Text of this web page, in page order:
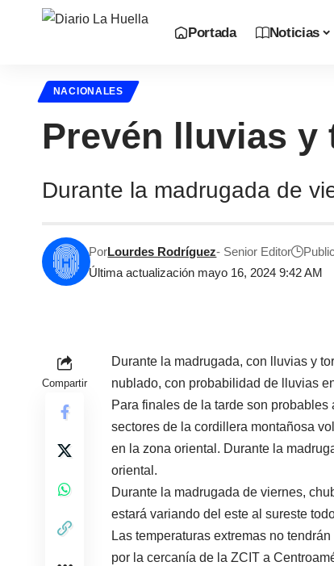
Portada Noticias
NACIONALES
Prevén lluvias y
Durante la madrugada de
Última actualización mayo 16, 2024 9:42 AM
PorLourdes Rodríguez- Senior Editor
Compartir
Durante la madrugada, con lluvias y
nublado, con probabilidad de lluvias
Para finales de la tarde son
sectores de la cordillera montañosa
en la zona oriental. Durante la
oriental.
Durante la madrugada de viernes,
estará variando del este al sureste
Las temperaturas extremas no
por la cercanía de la ZCIT a